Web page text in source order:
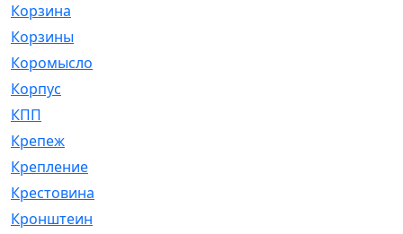
Корзина
Корзины
Коромысло
Корпус
КПП
Крепеж
Крепление
Крестовина
Кронштеин